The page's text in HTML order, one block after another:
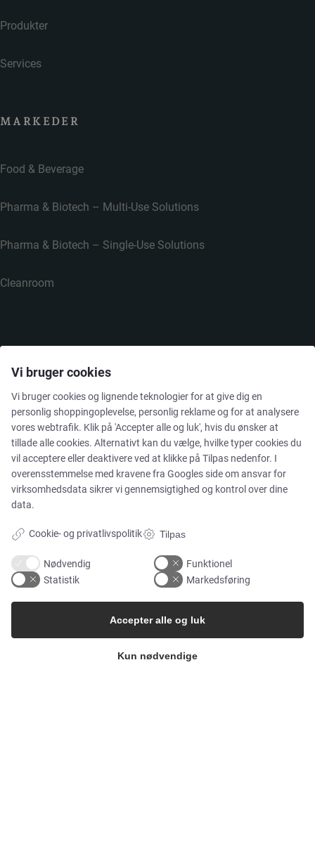
Produkter
Services
MARKEDER
Food & Beverage
Pharma & Biotech – Multi-Use Solutions
Pharma & Biotech – Single-Use Solutions
Cleanroom
Kontakt
Nyhedsbrev
Presse
Vi bruger cookies
Vi bruger cookies og lignende teknologier for at give dig en
personlig shoppingoplevelse, personlig reklame og for at analysere
vores webtrafik. Klik på 'Accepter alle og luk', hvis du ønsker at
tillade alle cookies. Alternativt kan du vælge, hvilke typer cookies du
vil acceptere eller deaktivere ved at klikke på Tilpas nedenfor. I
overensstemmelse med kravene fra Googles side om ansvar for
virksomhedsdata sikrer vi gennemsigtighed og kontrol over dine
data.
Cookie- og privatlivspolitik Tilpas
Nødvendig
Funktionel
Statistik
Markedsføring
Kun nødvendige
Accepter alle og luk